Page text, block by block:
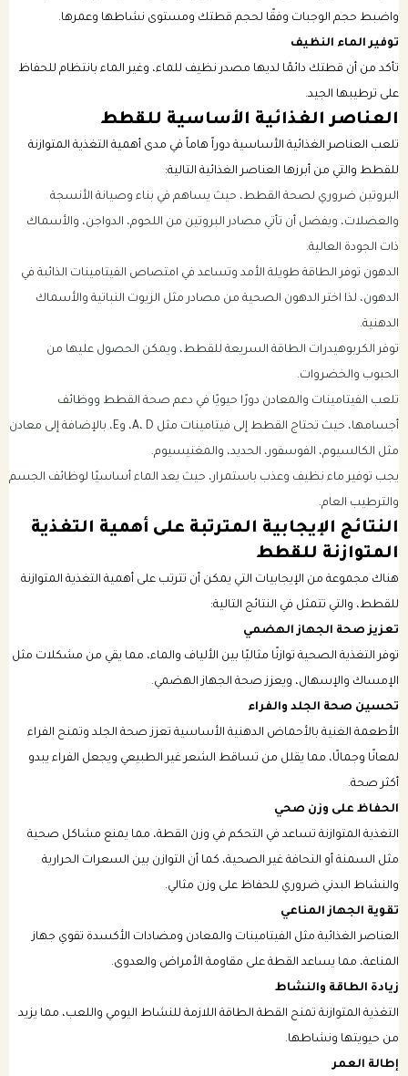
واضبط حجم الوجبات وفقًا لحجم قطتك ومستوى نشاطها وعمرها.
توفير الماء النظيف
تأكد من أن قطتك دائمًا لديها مصدر نظيف للماء، وغير الماء بانتظام للحفاظ
على ترطيبها الجيد.
العناصر الغذائية الأساسية للقطط
تلعب العناصر الغذائية الأساسية دوراً هاماً في مدى أهمية التغذية المتوازنة
للقطط والتي من أبرزها العناصر الغذائية التالية:
البروتين ضروري لصحة القطط، حيث يساهم في بناء وصيانة الأنسجة
والعضلات، ويفضل أن تأتي مصادر البروتين من اللحوم، الدواجن، والأسماك
ذات الجودة العالية.
الدهون توفر الطاقة طويلة الأمد وتساعد في امتصاص الفيتامينات الذائبة في
الدهون، لذا اختر الدهون الصحية من مصادر مثل الزيوت النباتية والأسماك
الدهنية.
توفر الكربوهيدرات الطاقة السريعة للقطط، ويمكن الحصول عليها من
الحبوب والخضروات.
تلعب الفيتامينات والمعادن دورًا حيويًا في دعم صحة القطط ووظائف
أجسامها، حيث تحتاج القطط إلى فيتامينات مثل A، D، وE، بالإضافة إلى معادن
مثل الكالسيوم، الفوسفور، الحديد، والمغنيسيوم.
يجب توفير ماء نظيف وعذب باستمرار، حيث يعد الماء أساسيًا لوظائف الجسم
والترطيب العام.
النتائج الإيجابية المترتبة على أهمية التغذية
المتوازنة للقطط
هناك مجموعة من الإيجابيات التي يمكن أن تترتب على أهمية التغذية المتوازنة
للقطط، والتي تتمثل في النتائج التالية:
تعزيز صحة الجهاز الهضمي
توفر التغذية الصحية توازنًا مثاليًا بين الألياف والماء، مما يقي من مشكلات مثل
الإمساك والإسهال، ويعزز صحة الجهاز الهضمي.
تحسين صحة الجلد والفراء
الأطعمة الغنية بالأحماض الدهنية الأساسية تعزز صحة الجلد وتمنح الفراء
لمعانًا وجمالًا، مما يقلل من تساقط الشعر غير الطبيعي ويجعل الفراء يبدو
أكثر صحة.
الحفاظ على وزن صحي
التغذية المتوازنة تساعد في التحكم في وزن القطة، مما يمنع مشاكل صحية
مثل السمنة أو النحافة غير الصحية، كما أن التوازن بين السعرات الحرارية
والنشاط البدني ضروري للحفاظ على وزن مثالي.
تقوية الجهاز المناعي
العناصر الغذائية مثل الفيتامينات والمعادن ومضادات الأكسدة تقوي جهاز
المناعة، مما يساعد القطة على مقاومة الأمراض والعدوى.
زيادة الطاقة والنشاط
التغذية المتوازنة تمنح القطة الطاقة اللازمة للنشاط اليومي واللعب، مما يزيد
من حيويتها ونشاطها.
إطالة العمر